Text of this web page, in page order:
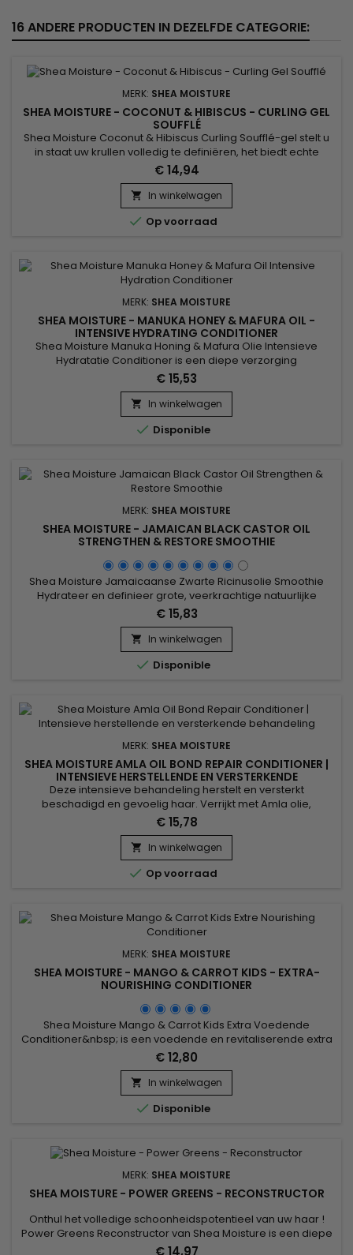
16 ANDERE PRODUCTEN IN DEZELFDE CATEGORIE:
MERK: SHEA MOISTURE
SHEA MOISTURE - COCONUT & HIBISCUS - CURLING GEL
SOUFFLÉ
Shea Moisture Coconut & Hibiscus Curling Soufflé-gel stelt u
in staat uw krullen volledig te definiëren, het biedt echte
kroescontrole terwijl het zachtheid en glans brengt.
Samengesteld uit Agave-nectar en lijnzaadolie. Lijnzaadolie
is een 100% natuurlijke gel die het haar gehydrateerd en je
krullen perfect definieert !
€ 14,94
 In winkelwagen
 Op voorraad
MERK: SHEA MOISTURE
SHEA MOISTURE - MANUKA HONEY & MAFURA OIL -
INTENSIVE HYDRATING CONDITIONER
Shea Moisture Manuka Honing & Mafura Olie Intensieve
Hydratatie Conditioner is een diepe verzorging
geformuleerd met Baobab-olie en vijgen, Mafura, honing,
voor onmiddellijke vermindering van breuk. Het ontwart
soepel, hydrateert en geeft het haar behendigheid.&nbsp;
Ideaal voor alle soorten droog haar, het laat ze zacht,
glanzend en gemakkelijk te...
€ 15,53
 In winkelwagen
 Disponible
MERK: SHEA MOISTURE
SHEA MOISTURE - JAMAICAN BLACK CASTOR OIL
STRENGTHEN & RESTORE SMOOTHIE
Shea Moisture Jamaicaanse Zwarte Ricinusolie Smoothie
Hydrateer en definieer grote, veerkrachtige natuurlijke
krullen, of maak chemisch verwerkt en warm gestileerd haar
glad met deze rijke, verzachtende styling smoothie.
Voedzame Jamaicaanse zwarte ricinusolie en
gecertificeerde biologische sheabotermix in een
versterkende formule die gezond vocht...
€ 15,83
 In winkelwagen
 Disponible
MERK: SHEA MOISTURE
SHEA MOISTURE AMLA OIL BOND REPAIR CONDITIONER |
INTENSIEVE HERSTELLENDE EN VERSTERKENDE
BEHANDELING
Deze intensieve behandeling herstelt en versterkt
beschadigd en gevoelig haar. Verrijkt met Amla olie,
ceramiden en keratine-eiwitten, versterkt deze conditioner
de haarvezel, hydrateert intensief en vermindert breuk. Shea
Moisture Amla Oil Bond Repair Conditioner revitaliseert het
haar, maakt de haarvezel glad voor zachte, gemakkelijk te
stylen lokken....
€ 15,78
 In winkelwagen
 Op voorraad
MERK: SHEA MOISTURE
SHEA MOISTURE - MANGO & CARROT KIDS - EXTRA-
NOURISHING CONDITIONER
Shea Moisture Mango & Carrot Kids Extra Voedende
Conditioner&nbsp; is een voedende en revitaliserende extra
Conditioner voor het haar van kinderen.&nbsp; Het verzacht
en verzacht het fijne en delicate haar van kinderen,
waardoor ze gemakkelijk te ontrafelen zijn.&nbsp; Helpt het
haar te voeden en te versterken, terwijl het wordt beschermd
tegen...
€ 12,80
 In winkelwagen
 Disponible
MERK: SHEA MOISTURE
SHEA MOISTURE - POWER GREENS - RECONSTRUCTOR
Onthul het volledige schoonheidspotentieel van uw haar !
Power Greens Reconstructor van Shea Moisture is een diepe
conditioner voor natuurlijke krullen die haarvezels